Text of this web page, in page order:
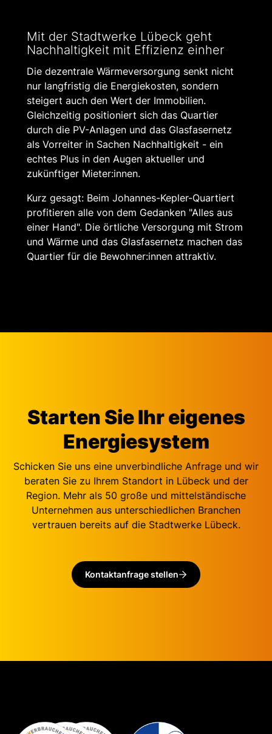
Mit der Stadtwerke Lübeck geht
Nachhaltig­keit mit Effizienz einher
Die dezentrale Wärmeversorgung senkt nicht
nur langfristig die Energiekosten, sondern
steigert auch den Wert der Immobilien.
Gleichzeitig positioniert sich das Quartier
durch die PV-Anlagen und das Glasfasernetz
als Vorreiter in Sachen Nachhaltigkeit - ein
echtes Plus in den Augen aktueller und
zukünftiger Mieter:innen.
Kurz gesagt: Beim Johannes-Kepler-Quartiert
profitieren alle von dem Gedanken "Alles aus
einer Hand". Die örtliche Versorgung mit Strom
und Wärme und das Glasfasernetz machen das
Quartier für die Bewohner:innen attraktiv.
Starten Sie Ihr eigenes
Energiesystem
Schicken Sie uns eine unverbindliche Anfrage und wir
beraten Sie zu Ihrem Standort in Lübeck und der
Region. Mehr als 50 große und mittelständische
Unternehmen aus unterschiedlichen Branchen
vertrauen bereits auf die Stadtwerke Lübeck.
Kontaktanfrage stellen